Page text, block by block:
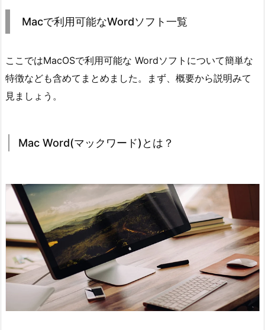
Macで利用可能なWordソフト一覧
ここではMacOSで利用可能な Wordソフトについて簡単な
特徴なども含めてまとめました。まず、概要から説明みて
見ましょう。
Mac Word(マックワード)とは？